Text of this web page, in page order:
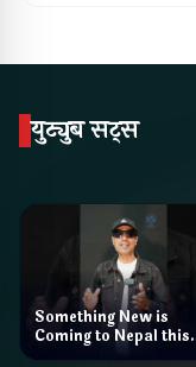
युट्युब सट्स
Something New is
Coming to Nepal this
NAIMA Mobility Expo